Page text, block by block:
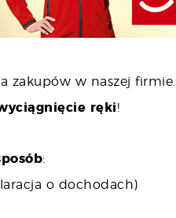
zakupów w naszej firmie.
ręki !
:
o dochodach)